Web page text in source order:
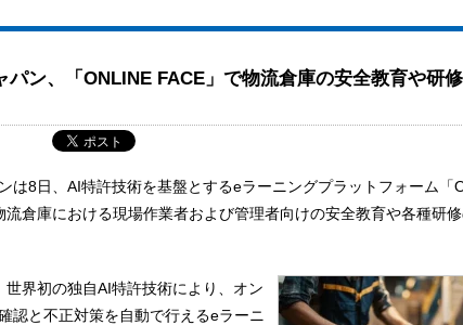
パン、「ONLINE FACE」で物流倉庫の安全教育や研
は8日、AI特許技術を基盤とするeラーニングプラットフォーム「
流倉庫における現場作業者および管理者向けの安全教育や各種研
世界初の独自AI特許技術により、オン
認と不正対策を自動で行えるeラーニ